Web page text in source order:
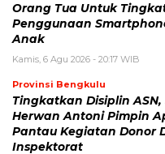
Orang Tua Untuk
Penggunaan
Anak
Kamis, 6 Agu 2026 - 20:17 WIB
Provinsi Bengkulu
Tingkatkan Disiplin
Herwan Antoni Pimpin
Pantau Kegiatan Donor
Inspektorat